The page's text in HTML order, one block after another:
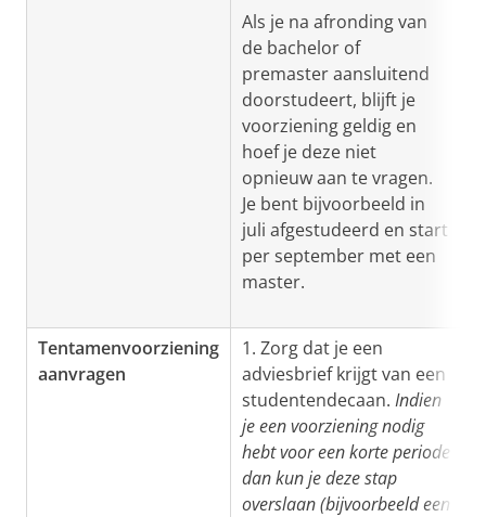
Als je na afronding van
de bachelor of
premaster aansluitend
doorstudeert, blijft je
voorziening geldig en
hoef je deze niet
opnieuw aan te vragen.
Je bent bijvoorbeeld in
juli afgestudeerd en start
per september met een
master.
Tentamenvoorziening
aanvragen
1. Zorg dat je een
adviesbrief krijgt van een
studentendecaan. Indien
je een voorziening nodig
hebt voor een korte periode
dan kun je deze stap
overslaan (bijvoorbeeld een